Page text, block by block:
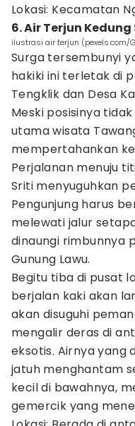
Lokasi: Kecamatan
6. Air Terjun Kedung
ilustrasi air terjun (pexels.com/
Surga tersembunyi
hakiki ini terletak di
Tengklik dan Desa
Meski posisinya
utama wisata
mempertahankan
Perjalanan menuju
Sriti menyuguhkan
Pengunjung harus
melewati jalur
dinaungi rimbunnya
Gunung Lawu.
Begitu tiba di pusat
berjalan kaki akan
akan disuguhi
mengalir deras di
eksotis. Airnya yang
jatuh menghantam
kecil di bawahnya,
gemercik yang